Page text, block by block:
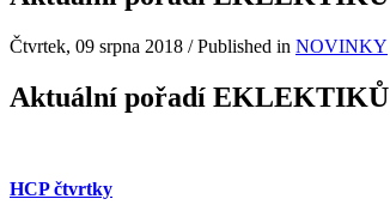
Čtvrtek, 09 srpna 2018 /Published in NOVINKY
Aktuální pořadí EKLEKTIKŮ
HCP čtvrtky